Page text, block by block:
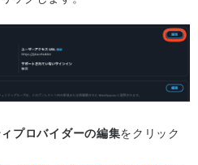
プロバイダーの編集をクリック